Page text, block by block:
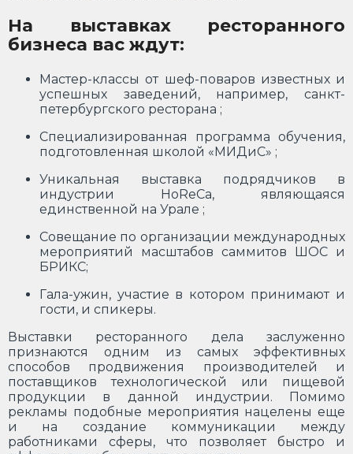
На выставках ресторанного
бизнеса вас ждут:
Мастер-классы от шеф-поваров известных и
успешных заведений, например, санкт-
петербургского ресторана ;
Специализированная программа обучения,
подготовленная школой «МИДиС» ;
Уникальная выставка подрядчиков в
индустрии HoReCa, являющаяся
единственной на Урале ;
Совещание по организации международных
мероприятий масштабов саммитов ШОС и
БРИКС;
Гала-ужин, участие в котором принимают и
гости, и спикеры.
Выставки ресторанного дела заслуженно
признаются одним из самых эффективных
способов продвижения производителей и
поставщиков технологической или пищевой
продукции в данной индустрии. Помимо
рекламы подобные мероприятия нацелены еще
и на создание коммуникации между
работниками сферы, что позволяет быстро и